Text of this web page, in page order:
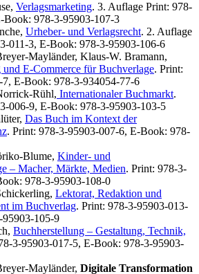
Verlagsmarketing. 3. Auflage Print: 978-
Book: 978-3-95903-107-3
Urheber- und Verlagsrecht. 2. Auflage
011-3, E-Book: 978-3-95903-106-6
Mayländer, Klaus-W. Bramann,
E-Commerce für Buchverlage. Print:
E-Book: 978-3-934054-77-6
Rühl, Internationaler Buchmarkt.
006-9, E-Book: 978-3-95903-103-5
Das Buch im Kontext der
. Print: 978-3-95903-007-6, E-Book: 978-
Blume, Kinder- und
– Macher, Märkte, Medien. Print: 978-3-
978-3-95903-108-0
Lektorat, Redaktion und
im Buchverlag. Print: 978-3-95903-013-
105-9
Buchherstellung – Gestaltung, Technik,
3-95903-017-5, E-Book: 978-3-95903-
Mayländer, Digitale Transformation